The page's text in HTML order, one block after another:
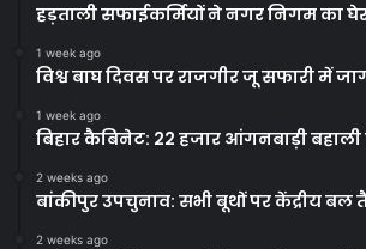
हड़ताली सफाईकर्मियों ने नगर निगम का
1 week ago
विश्व बाघ दिवस पर राजगीर जू सफारी में
1 week ago
बिहार कैबिनेट: 22 हजार आंगनबाड़ी बहाली
2 weeks ago
बांकीपुर उपचुनाव: सभी बूथों पर केंद्रीय बल
2 weeks ago